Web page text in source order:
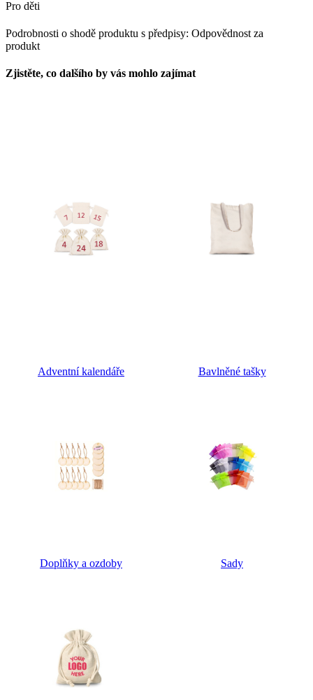
Podrobnosti o shodě produktu s předpisy: Odpovědnost za
produkt
Zjistěte, co dalšího by vás mohlo zajímat
Adventní kalendáře Bavlněné tašky
Doplňky a ozdoby Sady